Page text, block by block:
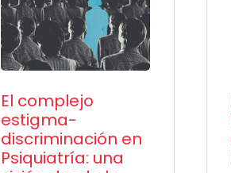
El complejo
estigma-
discriminación en
Psiquiatría: una